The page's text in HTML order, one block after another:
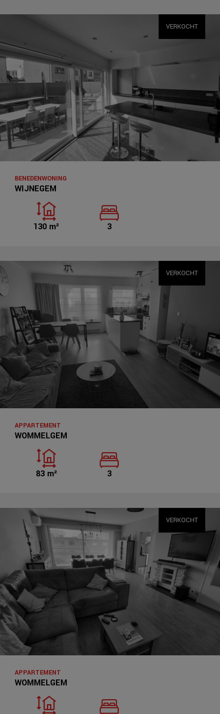
VERKOCHT
WIJNEGEM
BENEDENWONING
3
130 m²
VERKOCHT
WOMMELGEM
APPARTEMENT
3
83 m²
VERKOCHT
WOMMELGEM
APPARTEMENT